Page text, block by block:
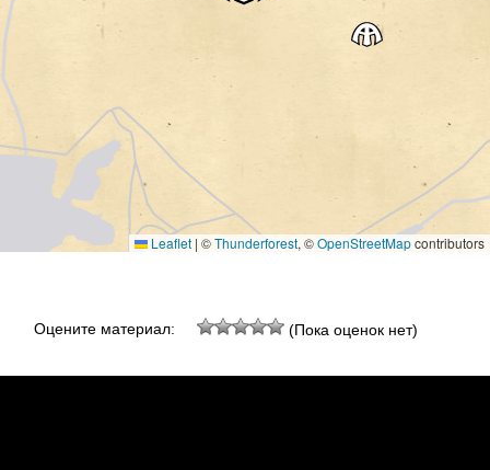
Leaflet | ©Thunderforest, ©OpenStreetMapcontributors
Оцените материал: (Пока оценок нет)